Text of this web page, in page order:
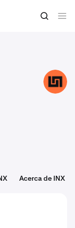
Comprar INX
Acerca de INX